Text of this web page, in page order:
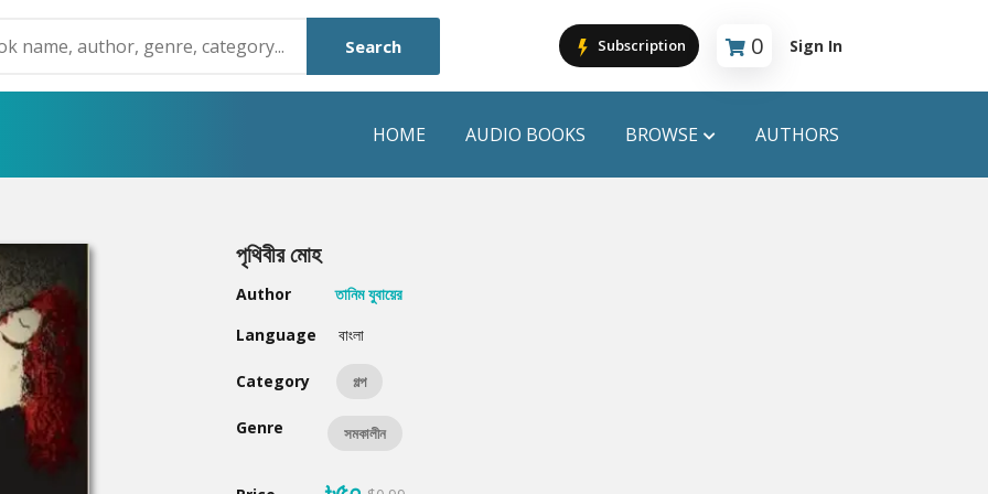
Search Subscription 0
Cart is empty
Sign In
HOME AUDIO BOOKS BROWSE
Humayun Ahmed
Mouri Morium
AUTHORS
পৃথিবীর মোহ
Author
তানিম যুবায়ের
Language
বাংলা
Category গল্প
Genre সমকালীন